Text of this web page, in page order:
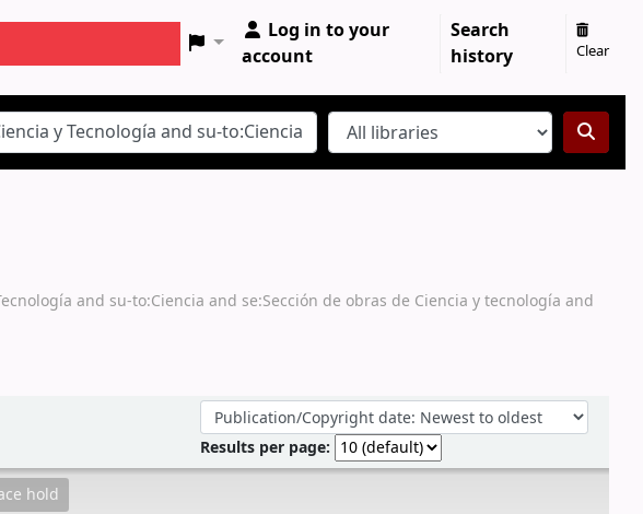
Log in to your
account
Search
history
Clear
and su-to:Ciencia and se:Sección de obras de Ciencia y tecnología and
Sort by:
Results per page:
hold